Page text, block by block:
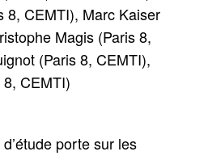
8, CEMTI), Marc Kaiser
Magis (Paris 8,
(Paris 8, CEMTI),
CEMTI)
porte sur les